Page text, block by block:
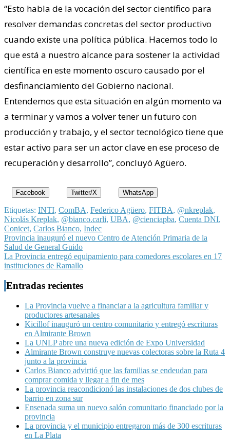
“Esto habla de la vocación del sector científico para
resolver demandas concretas del sector productivo
cuando existe una política pública. Hacemos todo lo
que está a nuestro alcance para sostener la actividad
científica en este momento oscuro causado por el
desfinanciamiento del Gobierno nacional.
Entendemos que esta situación en algún momento va
a terminar y vamos a volver tener un futuro con
producción y trabajo, y el sector tecnológico tiene que
estar activo para ser un actor clave en ese proceso de
recuperación y desarrollo”, concluyó Agüero.
Facebook Twitter/X WhatsApp
Etiquetas: INTI, ComBA, Federico Agüero, FITBA, @nkreplak,
Nicolás Kreplak, @bianco.carli, UBA, @cienciapba, Cuenta DNI,
Conicet, Carlos Bianco, Indec
Navegación
de
entradas
Provincia inauguró el nuevo Centro de Atención Primaria de la
Salud de General Guido
La Provincia entregó equipamiento para comedores escolares en 17
instituciones de Ramallo
Entradas recientes
La Provincia vuelve a financiar a la agricultura familiar y
productores artesanales
Kicillof inauguró un centro comunitario y entregó escrituras
en Almirante Brown
La UNLP abre una nueva edición de Expo Universidad
Almirante Brown construye nuevas colectoras sobre la Ruta 4
junto a la provincia
Carlos Bianco advirtió que las familias se endeudan para
comprar comida y llegar a fin de mes
La provincia reacondicionó las instalaciones de dos clubes de
barrio en zona sur
Ensenada suma un nuevo salón comunitario financiado por la
provincia
La provincia y el municipio entregaron más de 300 escrituras
en La Plata